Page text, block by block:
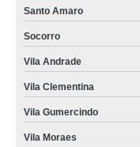
Santo Amaro
Socorro
Vila Andrade
Vila Clementina
Vila Gumercindo
Vila Moraes